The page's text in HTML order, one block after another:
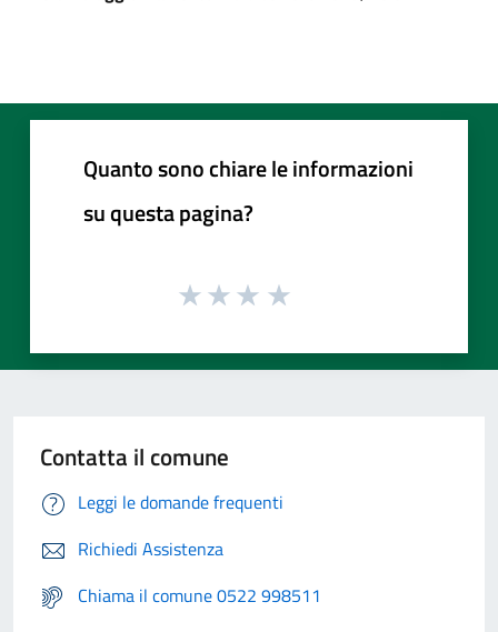
Quanto sono chiare le informazioni
su questa pagina?
Contatta il comune
Leggi le domande frequenti
Richiedi Assistenza
Chiama il comune 0522 998511